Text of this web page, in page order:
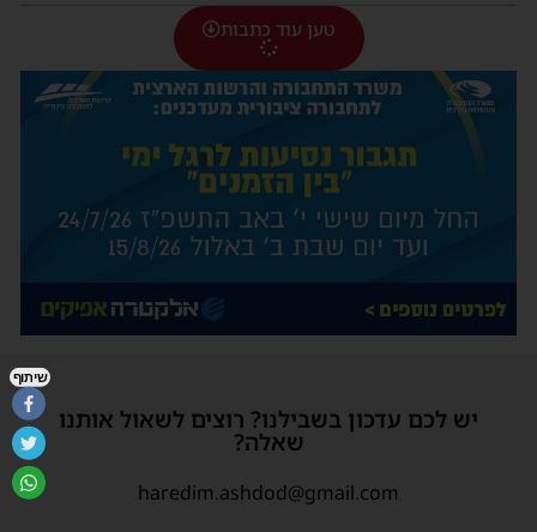
טען עוד כתבות
יש לכם עדכון בשבילנו? רוצים לשאול אותנו
שאלה?
haredim.ashdod@gmail.com
שיתוף